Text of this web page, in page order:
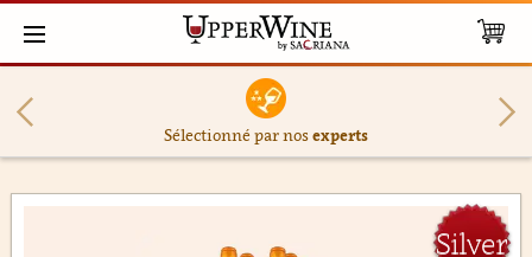
Sélectionné par nosexperts
Silver